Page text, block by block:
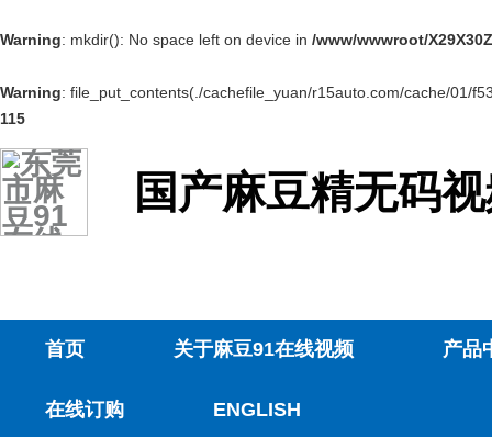
Warning: mkdir(): No space left on device in /www/wwwroot/
Warning: file_put_contents(./cachefile_yuan/r15auto.com/cache/01/
115
国产麻豆精无码
首页 关于麻豆91在线视频 产品
在线订购 ENGLISH